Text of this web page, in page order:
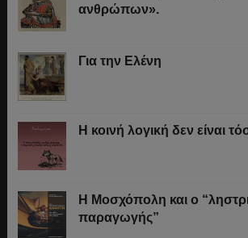
ανθρώπων».
Για την Ελένη
Η κοινή λογική δεν είναι
Η Μοσχόπολη και ο
παραγωγής”